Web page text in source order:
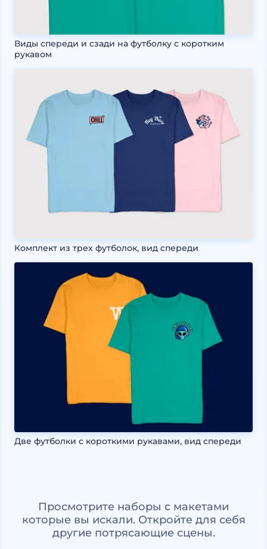
Виды спереди и сзади на футболку с коротким
рукавом
Комплект из трех футболок, вид спереди
Две футболки с короткими рукавами, вид спереди
Просмотрите наборы с макетами
которые вы искали. Откройте для себя
другие потрясающие сцены.